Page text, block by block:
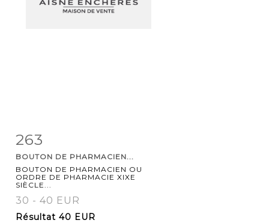
Fiche
263
BOUTON DE PHARMACIEN...
BOUTON DE PHARMACIEN OU
ORDRE DE PHARMACIE XIXE
SIÈCLE...
30 - 40 EUR
Résultat 40 EUR